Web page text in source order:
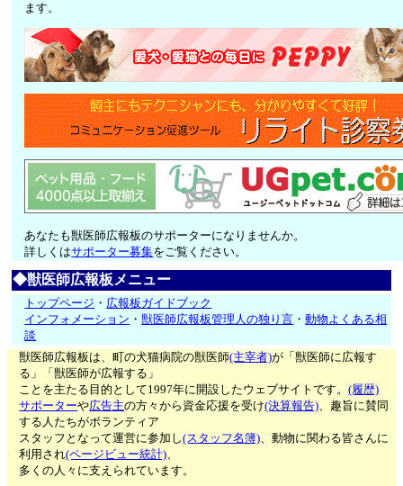
ます。
あなたも獣医師広報板のサポーターになりませんか。
詳しくはサポーター募集をご覧ください。
◆獣医師広報板メニュー
トップページ ・ 広報板ガイドブック
インフォメーション ・獣医師広報板管理人の独り言 ・動物よくある相
談
獣医師広報板は、町の犬猫病院の獣医師(主宰者)が「獣医師に広報す
る」「獣医師が広報する」
ことを主たる目的として1997年に開設したウェブサイトです。(履歴)
サポーターや広告主の方々から資金応援を受け(決算報告)、趣旨に賛同
する人たちがボランティア
スタッフとなって運営に参加し(スタッフ名簿)、動物に関わる皆さんに
利用され(ページビュー統計)、
多くの人々に支えられています。